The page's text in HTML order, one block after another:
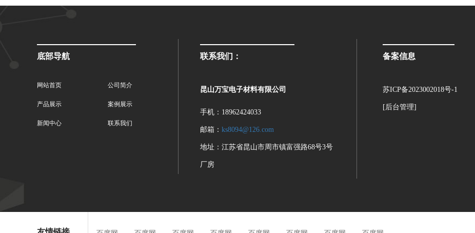
底部导航
网站首页 公司简介
产品展示 案例展示
新闻中心 联系我们
联系我们：
昆山万宝电子材料有限公司
手机：18962424033
邮箱： ks8094@126.com
地址：江苏省昆山市周市镇富强路68号3号
厂房
备案信息
苏ICP备2023002018号-1
[后台管理]